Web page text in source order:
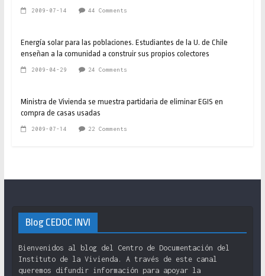
2009-07-14 44 Comments
Energía solar para las poblaciones. Estudiantes de la U. de Chile
enseñan a la comunidad a construir sus propios colectores
2009-04-29 24 Comments
Ministra de Vivienda se muestra partidaria de eliminar EGIS en
compra de casas usadas
2009-07-14 22 Comments
Blog CEDOC INVI
Bienvenidos al blog del Centro de Documentación del
Instituto de la Vivienda. A través de este canal
queremos difundir información para apoyar la